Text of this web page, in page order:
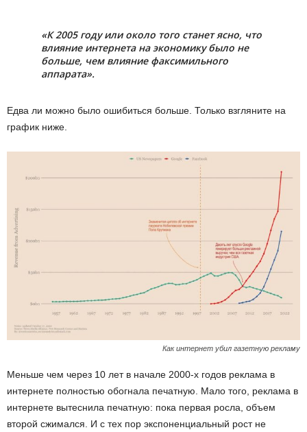
«К 2005 году или около того станет ясно, что
влияние интернета на экономику было не
больше, чем влияние факсимильного
аппарата».
Едва ли можно было ошибиться больше. Только взгляните на
график ниже.
Как интернет убил газетную рекламу
Меньше чем через 10 лет в начале 2000-х годов реклама в
интернете полностью обогнала печатную. Мало того, реклама в
интернете вытеснила печатную: пока первая росла, объем
второй сжимался. И с тех пор экспоненциальный рост не